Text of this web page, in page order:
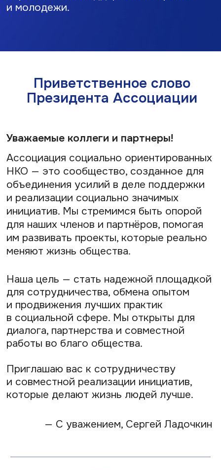
Наша цель — стать надежной площадкой
диалога, партнерства и совместной
Приглашаю вас к сотрудничеству
и совместной реализации инициатив,
которые делают жизнь людей лучше.
Георгиевич
Исполнительный директор
Ассоциации